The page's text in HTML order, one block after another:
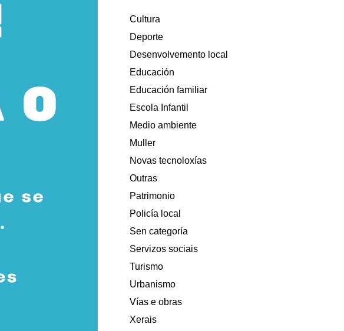
Cultura
Deporte
Desenvolvemento local
Educación
Educación familiar
Escola Infantil
Medio ambiente
Muller
Novas tecnoloxías
Outras
Patrimonio
Policía local
Sen categoría
Servizos sociais
Turismo
Urbanismo
Vías e obras
Xerais